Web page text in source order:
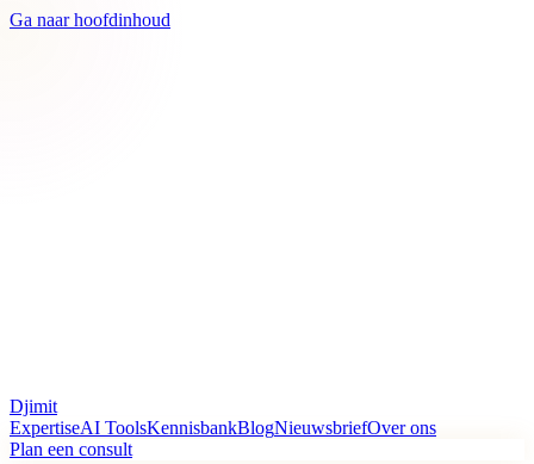
Ga naar hoofdinhoud
Djimit
ExpertiseAI ToolsKennisbankBlogNieuwsbriefOver ons
Plan een consult